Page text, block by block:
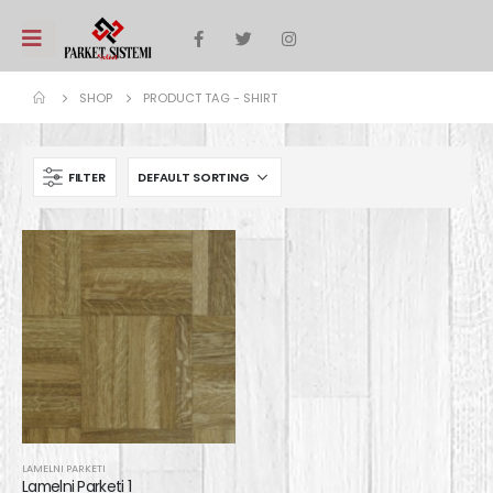
SHOP PRODUCT TAG - SHIRT
FILTER
LAMELNI PARKETI
Lamelni Parketi 1